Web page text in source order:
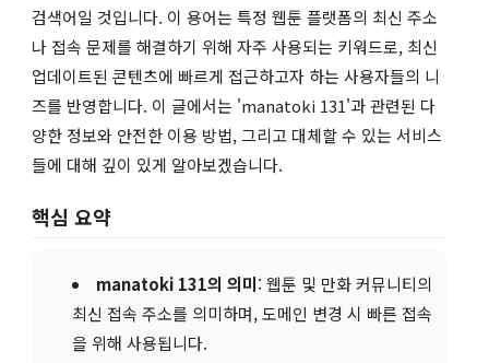
검색어일 것입니다. 이 용어는 특정 웹툰 플랫폼의 최신 주소
나 접속 문제를 해결하기 위해 자주 사용되는 키워드로, 최신
업데이트된 콘텐츠에 빠르게 접근하고자 하는 사용자들의 니
즈를 반영합니다. 이 글에서는 'manatoki 131'과 관련된 다
양한 정보와 안전한 이용 방법, 그리고 대체할 수 있는 서비스
들에 대해 깊이 있게 알아보겠습니다.
핵심 요약
manatoki 131의 의미: 웹툰 및 만화 커뮤니티의
최신 접속 주소를 의미하며, 도메인 변경 시 빠른 접속
을 위해 사용됩니다.